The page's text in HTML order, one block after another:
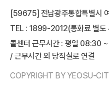
[59675] 전남광주통합특별시
TEL : 1899-2012(통화료 별
콜센터 근무시간 : 평일 08:30
/ 근무시간 외 당직실로 연결
COPYRIGHT BY YEOSU-